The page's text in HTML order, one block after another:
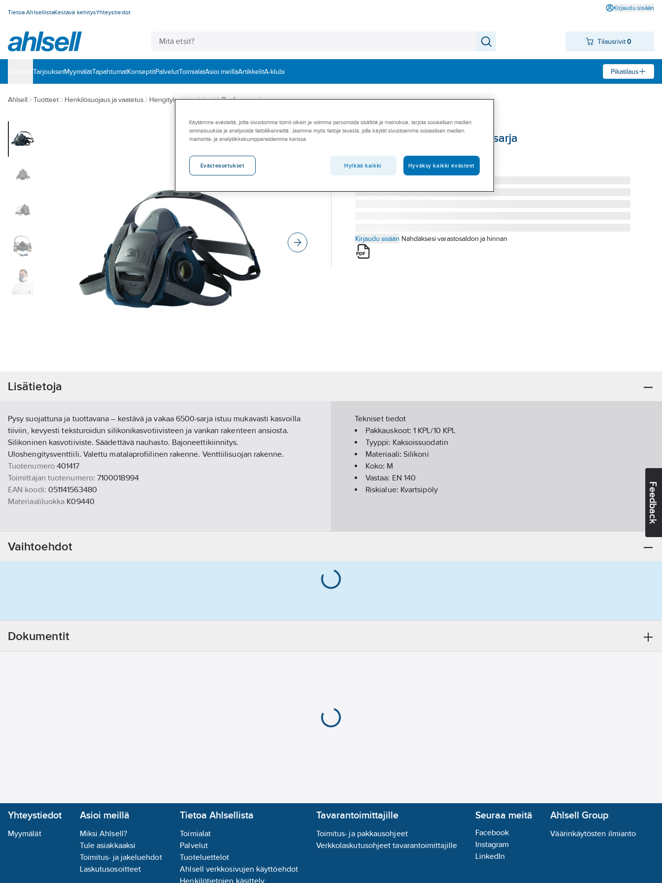
Tietoa AhlsellistaKestävä kehitysYhteystiedot
Kirjaudu sisään
Tilausrivit0
‎TarjouksetMyymälätTapahtumatKonseptitPalvelutToimialatAsioi meilläArtikkelitA-klubi Pikatilaus
Feedback
Ahlsell Tuotteet Henkilösuojaus ja vaatetus Hengityksensuojaimet Puolinaamarit
3M
Puolinaamari 3M 6500QL-sarja
401417
Toimittajan tuotenumero: 7100018994
Kirjaudu sisään Nähdäksesi varastosaldon ja hinnan
Lisätietoja
Pysy suojattuna ja tuottavana – kestävä ja vakaa 6500-sarja istuu mukavasti kasvoilla
tiiviin, kevyesti teksturoidun silikonikasvotiivisteen ja vankan rakenteen ansiosta.
Silikoninen kasvotiiviste. Säädettävä nauhasto. Bajoneettikiinnitys.
Uloshengitysventtiili. Valettu matalaprofiilinen rakenne. Venttiilisuojan rakenne.
Tuotenumero 401417
Toimittajan tuotenumero: 7100018994
EAN koodi: 051141563480
Materiaaliluokka K09440
Tekniset tiedot
Pakkauskoot:1 KPL/10 KPL
Tyyppi: Kaksoissuodatin
Materiaali: Silikoni
Koko: M
Vastaa: EN 140
Riskialue: Kvartsipöly
Vaihtoehdot
Dokumentit
Yhteystiedot
Myymälät
Asioi meillä
Miksi Ahlsell?
Tule asiakkaaksi
Toimitus- ja jakeluehdot
Laskutusosoitteet
Tietoa Ahlsellista
Toimialat
Palvelut
Tuoteluettelot
Ahlsell verkkosivujen käyttöehdot
Henkilötietojen käsittely
Tavarantoimittajille
Toimitus- ja pakkausohjeet
Verkkolaskutusohjeet tavarantoimittajille
Seuraa meitä
Facebook
Instagram
LinkedIn
Ahlsell Group
Väärinkäytösten ilmianto
Käytämme evästeitä, jotta sivustomme toimii oikein ja voimme personoida sisältöä ja mainoksia, tarjota sosiaalisen median
ominaisuuksia ja analysoida tietoliikennettä. Jaamme myös tietoja tavasta, jolla käytät sivustoamme sosiaalisen median,
mainonta- ja analytiikkakumppaneidemme kanssa.
Evästeasetukset Hylkää kaikki Hyväksy kaikki evästeet